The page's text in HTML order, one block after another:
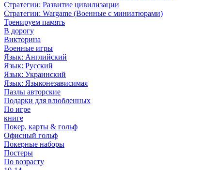
Стратегии: Развитие цивилизации
Стратегии: Wargame (Военные с миниатюрами)
Тренируем память
В дорогу
Викторина
Военные игры
Язык: Английский
Язык: Русский
Язык: Украинский
Язык: Языконезависимая
Пазлы авторские
Подарки для влюбленных
По игре
книге
Покер, карты & гольф
Офисный гольф
Покерные наборы
Постеры
По возрасту